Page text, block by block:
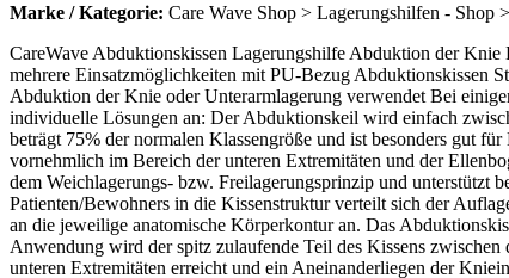
Marke / Kategorie: Care Wave Shop > Lagerungshilfen - Shop
CareWave Abduktionskissen Lagerungshilfe Abduktion der
mehrere Einsatzmöglichkeiten mit PU-Bezug Abduktionskissen
Abduktion der Knie oder Unterarmlagerung verwendet Bei
individuelle Lösungen an: Der Abduktionskeil wird einfach
beträgt 75% der normalen Klassengröße und ist besonders gut
vornehmlich im Bereich der unteren Extremitäten und der
dem Weichlagerungs- bzw. Freilagerungsprinzip und unterstützt
Patienten/Bewohners in die Kissenstruktur verteilt sich der
an die jeweilige anatomische Körperkontur an. Das
Anwendung wird der spitz zulaufende Teil des Kissens
unteren Extremitäten erreicht und ein Aneinanderliegen der